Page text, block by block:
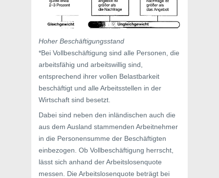
Hoher Beschäftigungsstand
*Bei Vollbeschäftigung sind alle Personen, die
arbeitsfähig und arbeitswillig sind,
entsprechend ihrer vollen Belastbarkeit
beschäftigt und alle Arbeitsstellen in der
Wirtschaft sind besetzt.
Dabei sind neben den inländischen auch die
aus dem Ausland stammenden Arbeitnehmer
in die Personensumme der Beschäftigten
einbezogen. Ob Vollbeschäftigung herrscht,
lässt sich anhand der Arbeitslosenquote
messen. Die Arbeitslosenquote beträgt bei